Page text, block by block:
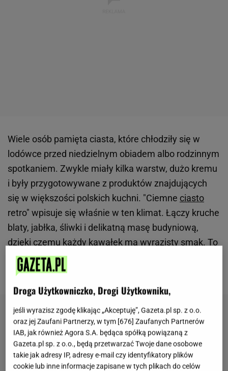
Wiele osób pamięta ciasta, które chłodziły się w
lodówce przed niedzielnym obiadem albo rodzinnym
spotkaniem. Zwykle miały kilka warstw, dużo kremu
i były przygotowywane z produktów znajdujących
się w większości polskich kuchni. "Ciemne ciasto
retro" wpisuje się właśnie w ten klimat. Łączy kruche
blaty, jabłka, śliwki i delikatną masę budyniową,
dzięki czemu każdy kawałek ma wyrazisty smak. To
wypiek, który dobrze sprawdza się zarówno do
jak i na większe uroczystości.
Droga Użytkowniczko, Drogi Użytkowniku,
jeśli wyrazisz zgodę klikając „Akceptuję”, Gazeta.pl sp. z o.o.
oraz jej Zaufani Partnerzy, w tym [676] Zaufanych Partnerów
IAB, jak również Agora S.A. będąca spółką powiązaną z
Gazeta.pl sp. z o.o., będą przetwarzać Twoje dane osobowe
takie jak adresy IP, adresy e-mail czy identyfikatory plików
cookie lub inne informacje zapisane w tych plikach do celów